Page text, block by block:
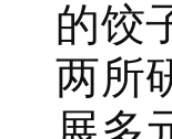
的饺
两所